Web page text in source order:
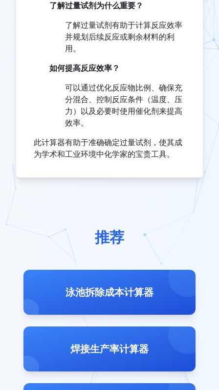
了解过量试剂为什么重要？
了解过量试剂有助于计算反应效率
并规划后续反应或剩余材料的利
用。
如何提高反应效率？
可以通过优化反应物比例、确保充
分混合、控制反应条件（温度、压
力）以及必要时使用催化剂来提高
效率。
此计算器有助于准确确定过量试剂，使其成
为学术和工业环境中化学家的宝贵工具。
推荐
泳池拆除成本计算器
焊接生产率计算器